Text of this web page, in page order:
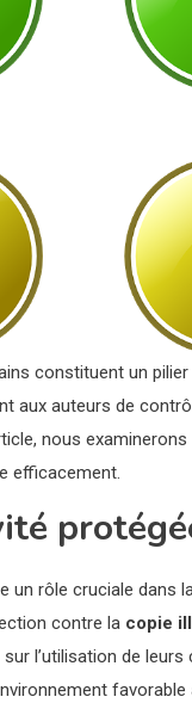
constituent un
aux auteurs de
nous
efficacement.
un rôle cruciale dans
contre la copie
l’utilisation de
favorable